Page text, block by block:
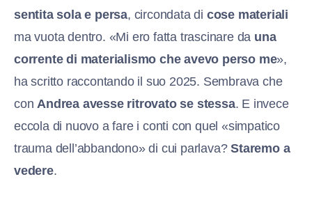
sentita sola e persa, circondata di cose materiali
ma vuota dentro. «Mi ero fatta trascinare da una
corrente di materialismo che avevo perso me»,
ha scritto raccontando il suo 2025. Sembrava che
con Andrea avesse ritrovato se stessa. E invece
eccola di nuovo a fare i conti con quel «simpatico
trauma dell’abbandono» di cui parlava?Staremo a
vedere.